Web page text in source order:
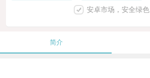
安卓市场，安全绿色
简介